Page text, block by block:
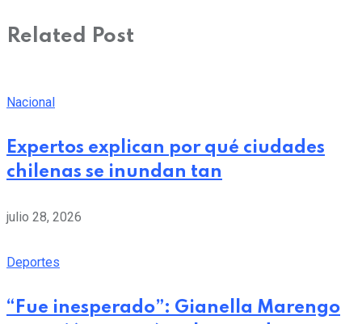
Related Post
Nacional
Expertos explican por qué ciudades
chilenas se inundan tan
julio 28, 2026
Deportes
“Fue inesperado”: Gianella Marengo